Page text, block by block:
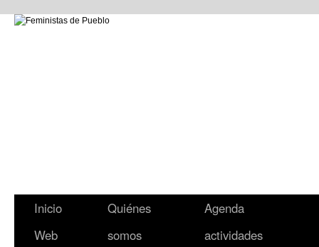
Inicio
Web
Quiénes
somos
Agenda
actividades